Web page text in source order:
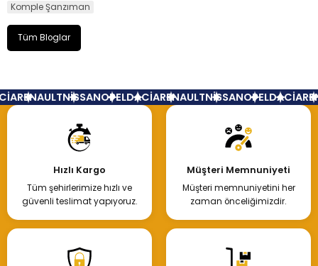
Komple Şanzıman
Tüm Bloglar
RENAULTNİSSANOPELDACİARENAULTNİSSANOPELDACİA
Hızlı Kargo
Tüm şehirlerimize hızlı ve
güvenli teslimat yapıyoruz.
Müşteri Memnuniyeti
Müşteri memnuniyetini her
zaman önceliğimizdir.